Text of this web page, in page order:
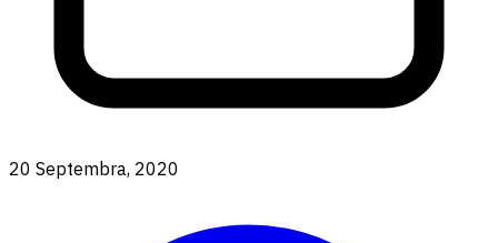
20 Septembra, 2020